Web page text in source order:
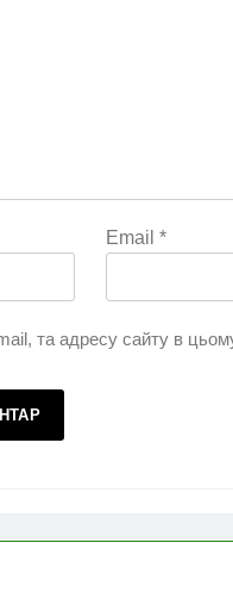
Email *
та адресу сайту в